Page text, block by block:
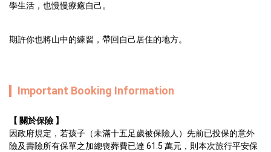
學生活，也慢慢療癒自己。
期許你也將山中的練習，帶回自己居住的地方。
Important Booking Information
【 關於保險 】
因政府規定，若孩子（未滿十五足歲被保險人）先前已投保的意外
險及壽險所有保單之加總喪葬費已達 61.5 萬元，則本次旅行平安保